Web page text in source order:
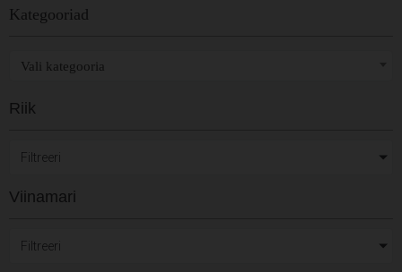
Kategooriad
Vali kategooria
Riik
Filtreeri
Viinamari
Filtreeri